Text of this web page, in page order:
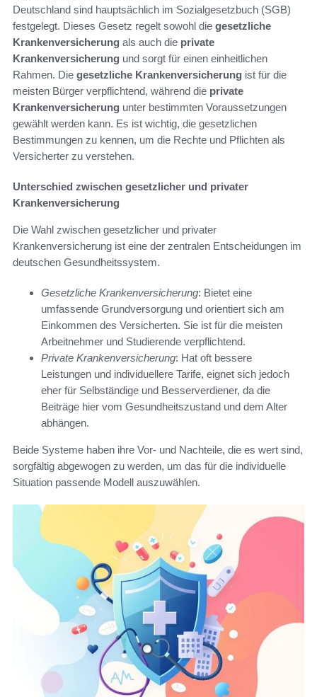
Deutschland sind hauptsächlich im Sozialgesetzbuch (SGB)
festgelegt. Dieses Gesetz regelt sowohl die gesetzliche
Krankenversicherung als auch die private
Krankenversicherung und sorgt für einen einheitlichen
Rahmen. Die gesetzliche Krankenversicherung ist für die
meisten Bürger verpflichtend, während die private
Krankenversicherung unter bestimmten Voraussetzungen
gewählt werden kann. Es ist wichtig, die gesetzlichen
Bestimmungen zu kennen, um die Rechte und Pflichten als
Versicherter zu verstehen.
Unterschied zwischen gesetzlicher und privater
Krankenversicherung
Die Wahl zwischen gesetzlicher und privater
Krankenversicherung ist eine der zentralen Entscheidungen im
deutschen Gesundheitssystem.
Gesetzliche Krankenversicherung: Bietet eine
umfassende Grundversorgung und orientiert sich am
Einkommen des Versicherten. Sie ist für die meisten
Arbeitnehmer und Studierende verpflichtend.
Private Krankenversicherung: Hat oft bessere
Leistungen und individuellere Tarife, eignet sich jedoch
eher für Selbständige und Besserverdiener, da die
Beiträge hier vom Gesundheitszustand und dem Alter
abhängen.
Beide Systeme haben ihre Vor- und Nachteile, die es wert sind,
sorgfältig abgewogen zu werden, um das für die individuelle
Situation passende Modell auszuwählen.